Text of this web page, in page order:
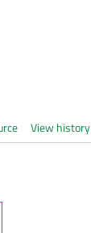
View history